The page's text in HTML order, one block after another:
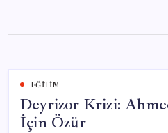
content
EĞITIM
Deyrizor Krizi:
İçin Özür